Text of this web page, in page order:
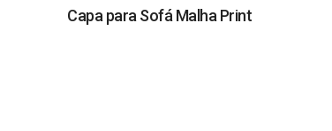
Capa para Sofá Malha Print